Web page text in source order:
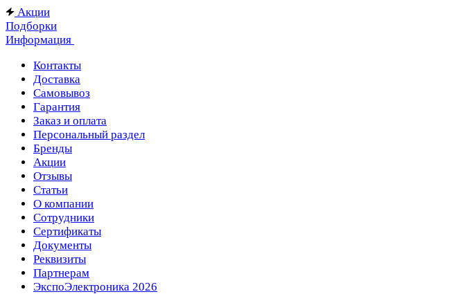
Акции
Подборки
Информация
Контакты
Доставка
Самовывоз
Гарантия
Заказ и оплата
Персональный раздел
Бренды
Акции
Отзывы
Статьи
О компании
Сотрудники
Сертификаты
Документы
Реквизиты
Партнерам
ЭкспоЭлектроника 2026